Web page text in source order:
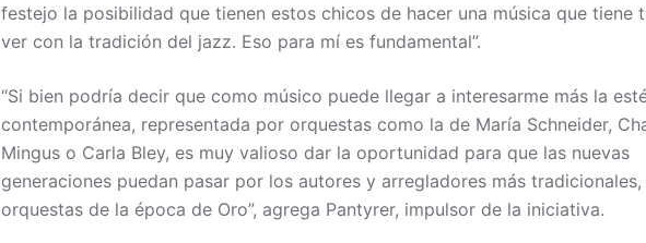
festejo la posibilidad que tienen estos chicos de hacer una música que tiene
ver con la tradición del jazz. Eso para mí es fundamental”.
“Si bien podría decir que como músico puede llegar a interesarme más la
contemporánea, representada por orquestas como la de María Schneider,
Mingus o Carla Bley, es muy valioso dar la oportunidad para que las nuevas
generaciones puedan pasar por los autores y arregladores más
orquestas de la época de Oro”, agrega Pantyrer, impulsor de la iniciativa.